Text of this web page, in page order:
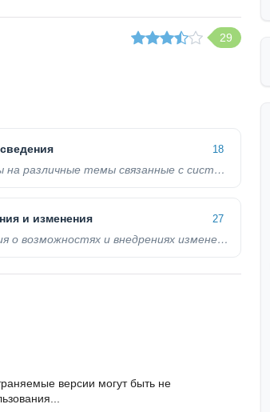
29
18
Вопросы на различные темы связанные с системой
и изменения 27
Сведения о возможностях и внедрениях изменений
версии могут быть не